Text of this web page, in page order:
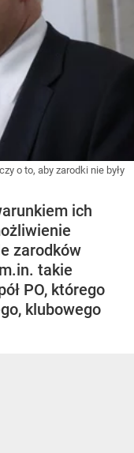
o to, aby zarodki nie były
ich
zarodków
takie
PO, którego
klubowego